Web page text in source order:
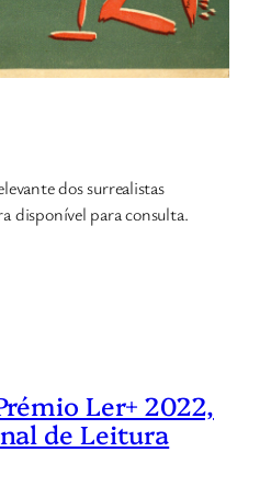
dos surrealistas
disponível para consulta.
Ler+ 2022,
de Leitura